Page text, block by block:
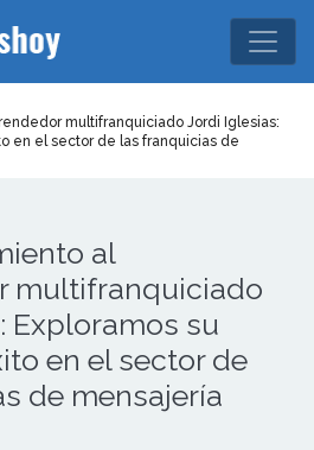
multifranquiciado Jordi Iglesias:
en el sector de las franquicias de
al
multifranquiciado
Exploramos su
en el sector de
de mensajería